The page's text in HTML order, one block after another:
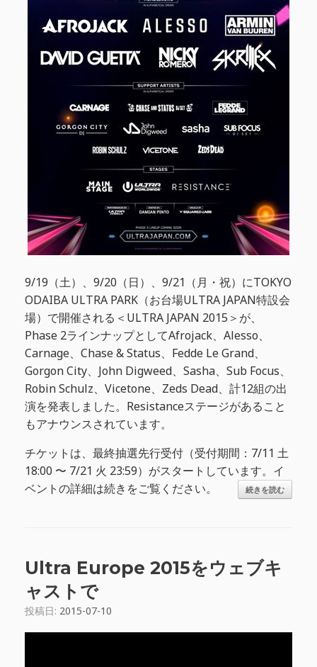
9/19（土）、9/20（日）、9/21（月・祝）にTOKYO
ODAIBA ULTRA PARK（お台場ULTRA JAPAN特設会
場）で開催される＜ULTRA JAPAN 2015＞が、
Phase 2ラインナップとしてAfrojack、Alesso、
Carnage、Chase & Status、Fedde Le Grand、
Gorgon City、John Digweed、Sasha、Sub Focus、
Robin Schulz、Vicetone、Zeds Dead、計12組の出
演を発表しました。Resistanceステージがあること
もアナウンスされています。
チケットは、最終抽選先行受付（受付期間：7/11 土
18:00 〜 7/21 火 23:59）がスタートしています。イ
ベントの詳細は続きをご覧ください。
続きを読む
Ultra Europe 2015をウェブキ
ャストで
投稿日: 2015-07-10